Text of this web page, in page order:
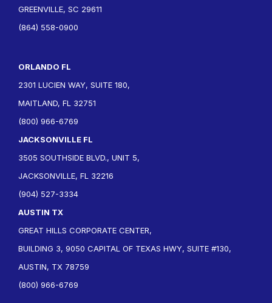
GREENVILLE, SC 29611
(864) 558-0900
ORLANDO FL
2301 LUCIEN WAY, SUITE 180,
MAITLAND, FL 32751
(800) 966-6769
JACKSONVILLE FL
3505 SOUTHSIDE BLVD., UNIT 5,
JACKSONVILLE, FL 32216
(904) 527-3334
AUSTIN TX
GREAT HILLS CORPORATE CENTER,
BUILDING 3, 9050 CAPITAL OF TEXAS HWY, SUITE #130,
AUSTIN, TX 78759
(800) 966-6769